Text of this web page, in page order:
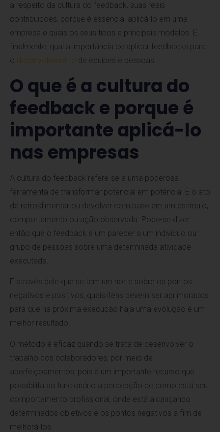
a respeito da cultura do feedback, suas reais
contribuições, porque é essencial aplicá-lo em uma
empresa e quais os seus tipos e principais modelos. E
finalmente, qual a importância de aplicar feedbacks para
o desenvolvimento de equipes e pessoas.
O que é a cultura do
feedback e porque é
importante aplicá-lo
nas empresas
A cultura do feedback refere-se a uma poderosa
ferramenta de transformar potencial em potência. É o ato
de retroalimentar ou devolver com base em um estímulo,
comportamento ou ação observada. Pode-se dizer
então que o feedback é um parecer a um indivíduo ou
grupo de pessoas sobre uma determinada atividade
executada.
É através dele que se tem um norte sobre os pontos
negativos e positivos, quais itens devem ser aprimorados
para que na próxima execução haja uma evolução e um
melhor resultado.
O método é eficaz quando se trata de desenvolver o
trabalho dos colaboradores, por meio de
aperfeiçoamentos, pois é um importante recurso que
possibilita ao funcionário a percepção de como está seu
comportamento profissional, onde está alcançando
determinados objetivos e os pontos negativos a fim de
melhorá-los.